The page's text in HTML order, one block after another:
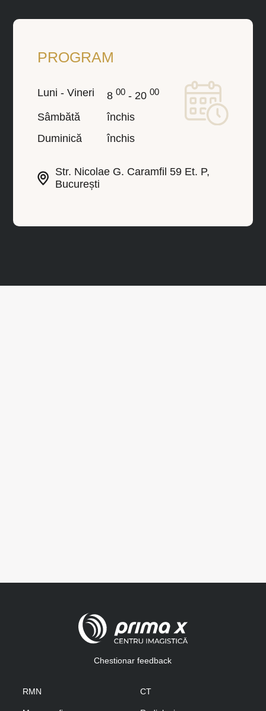
PROGRAM
Luni - Vineri 800 - 2000
Sâmbătă
închis
Duminică
închis
Str. Nicolae G. Caramfil 59 Et. P,
București
Chestionar feedback
RMN CT